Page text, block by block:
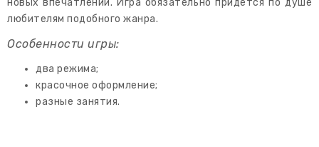
новых впечатлений. Игра обязательно придется по душе
любителям подобного жанра.
Особенности игры:
два режима;
красочное оформление;
разные занятия.